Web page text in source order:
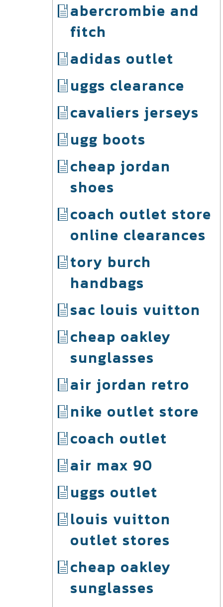
abercrombie and
fitch
adidas outlet
uggs clearance
cavaliers jerseys
ugg boots
cheap jordan
shoes
coach outlet store
online clearances
tory burch
handbags
sac louis vuitton
cheap oakley
sunglasses
air jordan retro
nike outlet store
coach outlet
air max 90
uggs outlet
louis vuitton
outlet stores
cheap oakley
sunglasses